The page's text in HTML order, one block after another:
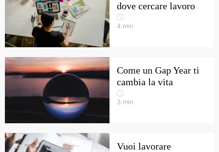
dove cercare lavoro
4 min
Come un Gap Year ti
cambia la vita
3 min
Vuoi lavorare